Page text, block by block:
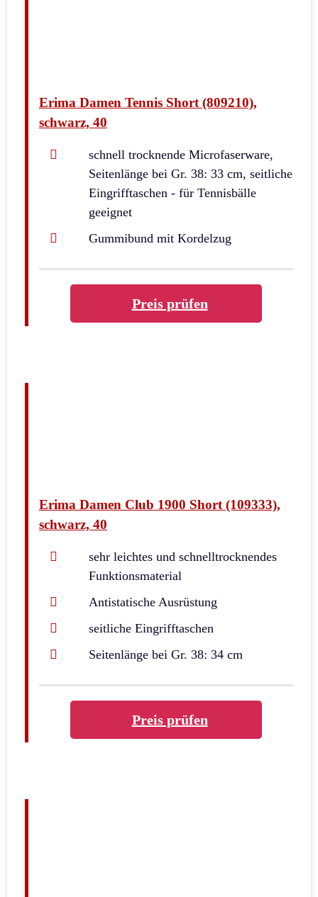
Erima Damen Tennis Short (809210),
schwarz, 40
schnell trocknende Microfaserware,
Seitenlänge bei Gr. 38: 33 cm, seitliche
Eingrifftaschen - für Tennisbälle
geeignet
Gummibund mit Kordelzug
Preis prüfen
Erima Damen Club 1900 Short (109333),
schwarz, 40
sehr leichtes und schnelltrocknendes
Funktionsmaterial
Antistatische Ausrüstung
seitliche Eingrifftaschen
Seitenlänge bei Gr. 38: 34 cm
Preis prüfen